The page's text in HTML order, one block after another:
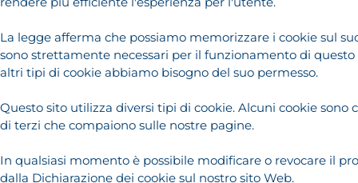
La legge afferma che possiamo memorizzare i cookie sul
sono strettamente necessari per il funzionamento di
altri tipi di cookie abbiamo bisogno del suo permesso.
Questo sito utilizza diversi tipi di cookie. Alcuni cookie sono
di terzi che compaiono sulle nostre pagine.
In qualsiasi momento è possibile modificare o revocare il
dalla Dichiarazione dei cookie sul nostro sito Web.